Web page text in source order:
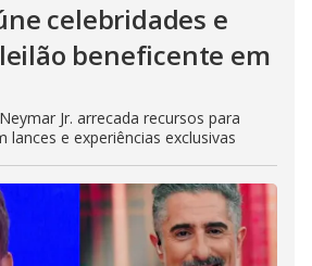
celebridades e
beneficente em
Jr. arrecada recursos para
e experiências exclusivas